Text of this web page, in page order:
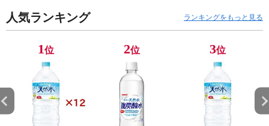
人気ランキング ランキングをもっと見る
1位 2位 3位